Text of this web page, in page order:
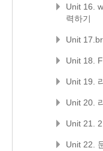
Unit 16.
력하기
Unit
Unit 18.
Unit 19.
Unit 20.
Unit 21.
Unit 22.